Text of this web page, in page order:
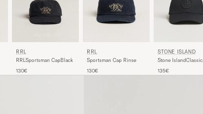
RRL
RRLSportsman CapBlack
130€
RRL
Sportsman Cap Rinse
130€
STONE ISLAND
Stone IslandClassic
135€